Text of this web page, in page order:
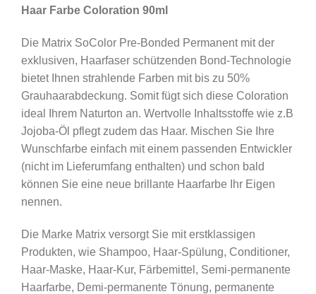
Haar Farbe Coloration 90ml
Die Matrix SoColor Pre-Bonded Permanent mit der
exklusiven, Haarfaser schützenden Bond-Technologie
bietet Ihnen strahlende Farben mit bis zu 50%
Grauhaarabdeckung. Somit fügt sich diese Coloration
ideal Ihrem Naturton an. Wertvolle Inhaltsstoffe wie z.B
Jojoba-Öl pflegt zudem das Haar. Mischen Sie Ihre
Wunschfarbe einfach mit einem passenden Entwickler
(nicht im Lieferumfang enthalten) und schon bald
können Sie eine neue brillante Haarfarbe Ihr Eigen
nennen.
Die Marke Matrix versorgt Sie mit erstklassigen
Produkten, wie Shampoo, Haar-Spülung, Conditioner,
Haar-Maske, Haar-Kur, Färbemittel, Semi-permanente
Haarfarbe, Demi-permanente Tönung, permanente